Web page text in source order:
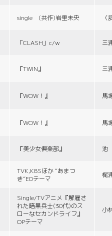
single (共作)岩里未央
「CLASH」c/w 三
『TWIN』 三
『WOW！』 馬
『WOW！』 馬
『美少女倶楽部』 池
TVK,KBSほか “あまつ
き”EDテーマ
梶
Single/TVアニメ『解雇さ
れた暗黒兵士(30代)のス
ローなセカンドライフ』
OPテーマ
小